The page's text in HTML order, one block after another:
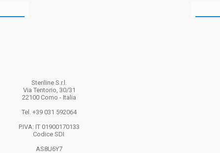
Steriline S.r.l.
Via Tentorio, 30/31
22100 Como - Italia
Tel. +39 031 592064
P.IVA: IT 01900170133
Codice SDI
AS8U6Y7